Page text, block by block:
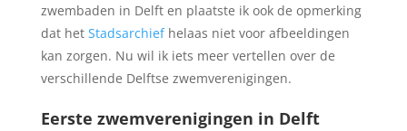
zwembaden in Delft en plaatste ik ook de opmerking
dat het Stadsarchiefhelaas niet voor afbeeldingen
kan zorgen. Nu wil ik iets meer vertellen over de
verschillende Delftse zwemverenigingen.
Eerste zwemverenigingen in Delft